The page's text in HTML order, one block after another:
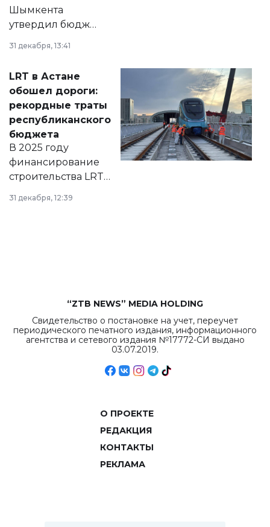
Шымкента
утвердил бюджет
города на 2026–
2028 годы.
документ
появился в базе
нормативных
правовых актов и
на сайте маслихат
города.
31 декабря, 13:41
LRT в Астане
обошел дороги:
рекордные траты
республиканского
бюджета
В 2025 году
финансирование
строительства LRT
в Астане из
республиканского
31 декабря, 12:39
“ZTB NEWS” MEDIA HOLDING
Свидетельство о постановке на учет, переучет
периодического печатного издания, информационного
агентства и сетевого издания №17772-СИ выдано
03.07.2019.
О ПРОЕКТЕ
РЕДАКЦИЯ
КОНТАКТЫ
РЕКЛАМА